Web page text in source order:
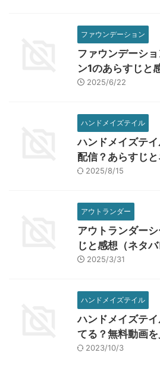
ファウンデーション
ファウンデーシ
ン1のあらすじと
2025/6/22
ハンドメイズテイル
ハンドメイズテ
配信？あらすじ
2025/8/15
アウトランダー
アウトランダー
じと感想（ネタバ
2025/3/31
ハンドメイズテイル
ハンドメイズテ
てる？無料動画
2023/10/3